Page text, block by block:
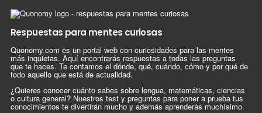
Respuestas para mentes curiosas
Quonomy.com es un portal web con curiosidades para las mentes
más inquietas. Aquí encontrarás respuestas a todas las preguntas
que te haces. Te contamos el dónde, qué, cuándo, cómo y por qué de
todo aquello que está de actualidad.
¿Quieres conocer cuánto sabes sobre lengua, matemáticas, ciencias
o cultura general? Nuestros test y preguntas para poner a prueba tus
conocimientos te divertirán mucho y además aprenderás muchísimo.